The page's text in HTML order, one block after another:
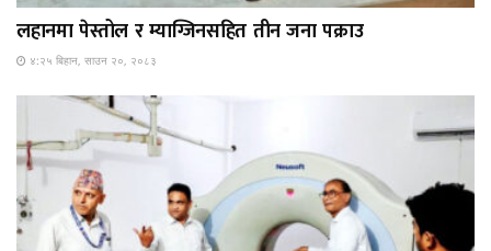
लहानमा पेस्तोल र म्याग्जिनसहित तीन जना पक्राउ
४:२५ बिहान, साउन २०, २०८३